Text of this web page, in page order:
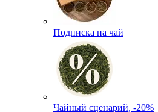
Подписка на чай
Чайный сценарий, -20%